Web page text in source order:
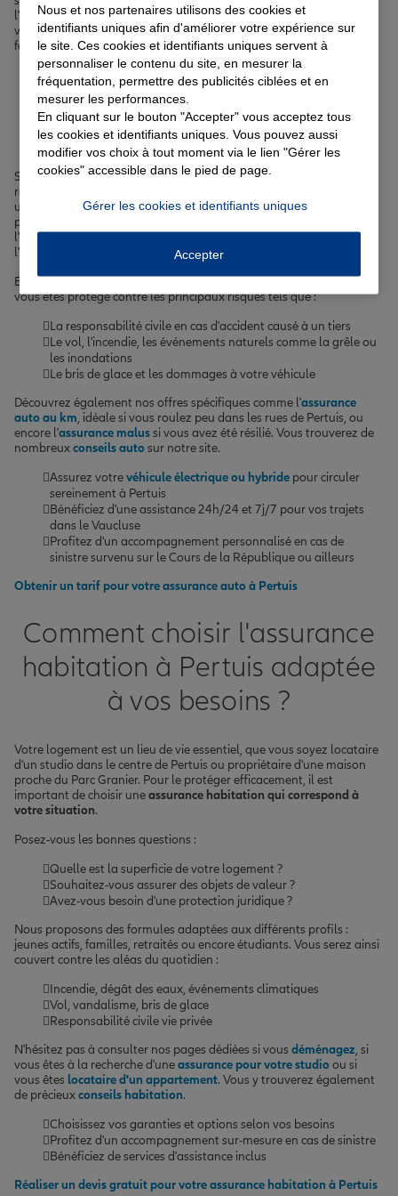
l'avenir ou encore d'uneassurance emprunteurpour concrétiser
votre projet immobilier à Pertuis, nous avons la solution qu'il vous
faut.
Votre assurance auto, moto
ou scooter à Pertuis
Se déplacer à Pertuis nécessite souvent un véhicule. Que vous
rouliez en voiture, à moto ou en scooter, il est essentiel de souscrire
une
assurance adaptée à votre profil et à votre usage. Nous vous
proposons des formules sur-mesure, avec des options comme
l'assistance 0 km, la garantie du conducteur ou encore
l'indemnisation en valeur à neuf.
En choisissant notreassurance auto à Pertuis, moto ou scooter,
vous êtes protégé contre les principaux risques tels que :
La responsabilité civile en cas d'accident causé à un tiers
Le vol, l'incendie, les événements naturels comme la grêle ou
les inondations
Le bris de glace et les dommages à votre véhicule
Découvrez également nos offres spécifiques comme l'assurance
auto au km, idéale si vous roulez peu dans les rues de Pertuis, ou
encore l'assurance malussi vous avez été résilié. Vous trouverez de
nombreuxconseils autosur notre site.
Assurez votrevéhicule électrique ou hybride pour circuler
sereinement à Pertuis
Bénéficiez d'une assistance 24h/24 et 7j/7 pour vos trajets
dans le Vaucluse
Profitez d'un accompagnement personnalisé en cas de
sinistre survenu sur le Cours de la République ou ailleurs
Obtenir un tarif pour votre assurance auto à Pertuis
Comment choisir l'assurance
habitation à Pertuis adaptée
à vos besoins ?
Votre logement est un lieu de vie essentiel, que vous soyez locataire
d'un studio dans le centre de Pertuis ou propriétaire d'une maison
proche du Parc Granier. Pour le protéger efficacement, il est
important de choisir uneassurance habitation qui correspond à
votre situation.
Posez-vous les bonnes questions :
Quelle est la superficie de votre logement ?
Souhaitez-vous assurer des objets de valeur ?
Avez-vous besoin d'une protection juridique ?
Nous proposons des formules adaptées aux différents profils :
jeunes actifs, familles, retraités ou encore étudiants. Vous serez ainsi
couvert contre les aléas du quotidien :
Incendie, dégât des eaux, événements climatiques
Vol, vandalisme, bris de glace
Responsabilité civile vie privée
N'hésitez pas à consulter nos pages dédiées si vous déménagez, si
vous êtes à la recherche d'uneassurance pour votre studioou si
vous êtes locataire d'un appartement. Vous y trouverez également
de précieuxconseils habitation.
Choisissez vos garanties et options selon vos besoins
Profitez d'un accompagnement sur-mesure en cas de sinistre
Bénéficiez de services d'assistance inclus
Réaliser un devis gratuit pour votre assurance habitation à Pertuis
Nous et nos partenaires utilisons des cookies et
identifiants uniques afin d'améliorer votre expérience sur
le site. Ces cookies et identifiants uniques servent à
personnaliser le contenu du site, en mesurer la
fréquentation, permettre des publicités ciblées et en
mesurer les performances.
En cliquant sur le bouton "Accepter" vous acceptez tous
les cookies et identifiants uniques. Vous pouvez aussi
modifier vos choix à tout moment via le lien "Gérer les
cookies" accessible dans le pied de page.
Gérer les cookies et identifiants uniques
Accepter